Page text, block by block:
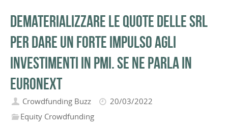
Dematerializzare le quote delle Srl
per dare un forte impulso agli
investimenti in PMI. Se ne parla in
Euronext
Crowdfunding Buzz
20/03/2022
Equity Crowdfunding